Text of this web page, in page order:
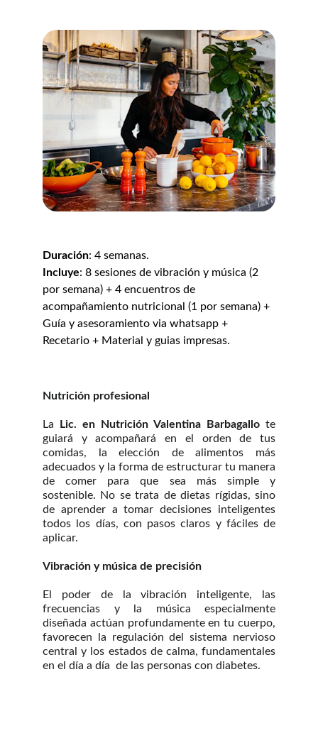
Duración: 4 semanas.
Incluye: 8 sesiones de vibración y música (2
por semana) + 4 encuentros de
acompañamiento nutricional (1 por semana) +
Guía y asesoramiento via whatsapp +
Recetario + Material y guias impresas.
Nutrición profesional
La Lic. en Nutrición Valentina Barbagallo te
guiará y acompañará en el orden de tus
comidas, la elección de alimentos más
adecuados y la forma de estructurar tu manera
de comer para que sea más simple y
sostenible. No se trata de dietas rígidas, sino
de aprender a tomar decisiones inteligentes
todos los días, con pasos claros y fáciles de
aplicar.
Vibración y música de precisión
El poder de la vibración inteligente, las
frecuencias y la música especialmente
diseñada actúan profundamente en tu cuerpo,
favorecen la regulación del sistema nervioso
central y los estados de calma, fundamentales
en el día a día de las personas con diabetes.